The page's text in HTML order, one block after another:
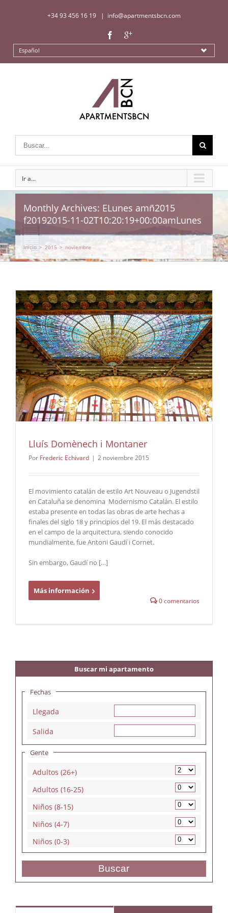
+34 93 456 16 19 | info@apartmentsbcn.com
Español
Ir a...
Monthly Archives: ELunes amñ2015
f20192015-11-02T10:20:19+00:00amLunes
Inicio > 2015 > noviembre
Lluís Domènech i Montaner
Por Frederic Echivard | 2 noviembre 2015
El movimiento catalán de estilo Art Nouveau o Jugendstil
en Cataluña se denomina Modernismo Catalán. El estilo
estaba presente en todas las obras de arte hechas a
finales del siglo 18 y principios del 19. El más destacado
en el campo de la arquitectura, siendo conocido
mundialmente, fue Antoni Gaudí i Cornet.
Sin embargo, Gaudí no […]
Más información
0 comentarios
Buscar mi apartamento
Fechas
Llegada
Salida
Gente
Adultos (26+)
Adultos (16-25)
Niños (8-15)
Niños (4-7)
Niños (0-3)
Buscar